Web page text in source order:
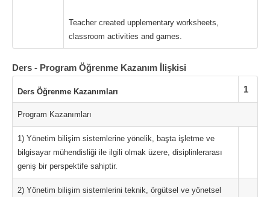
Teacher created upplementary worksheets,
classroom activities and games.
Ders - Program Öğrenme Kazanım İlişkisi
Ders Öğrenme Kazanımları 1
Program Kazanımları
1) Yönetim bilişim sistemlerine yönelik, başta işletme ve
bilgisayar mühendisliği ile ilgili olmak üzere, disiplinlerarası
geniş bir perspektife sahiptir.
2) Yönetim bilişim sistemlerini teknik, örgütsel ve yönetsel